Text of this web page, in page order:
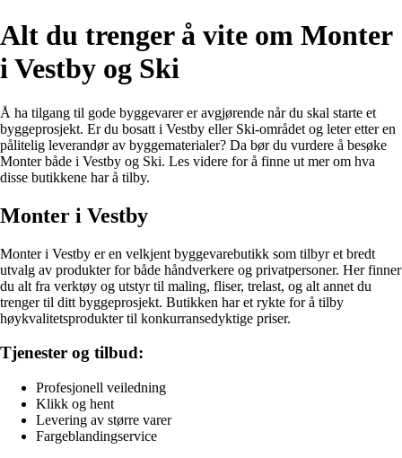
Alt du trenger å vite om Monter
i Vestby og Ski
Å ha tilgang til gode byggevarer er avgjørende når du skal starte et
byggeprosjekt. Er du bosatt i Vestby eller Ski-området og leter etter en
pålitelig leverandør av byggematerialer? Da bør du vurdere å besøke
Monter både i Vestby og Ski. Les videre for å finne ut mer om hva
disse butikkene har å tilby.
Monter i Vestby
Monter i Vestby er en velkjent byggevarebutikk som tilbyr et bredt
utvalg av produkter for både håndverkere og privatpersoner. Her finner
du alt fra verktøy og utstyr til maling, fliser, trelast, og alt annet du
trenger til ditt byggeprosjekt. Butikken har et rykte for å tilby
høykvalitetsprodukter til konkurransedyktige priser.
Tjenester og tilbud:
Profesjonell veiledning
Klikk og hent
Levering av større varer
Fargeblandingservice